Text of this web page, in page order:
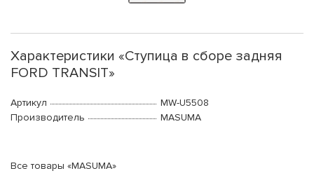
Характеристики «Ступица в сборе задняя
FORD TRANSIT»
Артикул
MW-U5508
Производитель
MASUMA
Все товары «MASUMA»